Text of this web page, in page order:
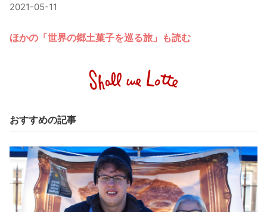
2021-05-11
ほかの「世界の郷土菓子を巡る旅」も読む
おすすめの記事